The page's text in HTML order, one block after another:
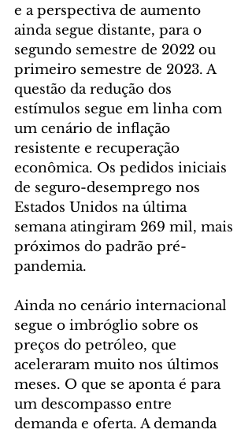
e a perspectiva de aumento
ainda segue distante, para o
segundo semestre de 2022 ou
primeiro semestre de 2023. A
questão da redução dos
estímulos segue em linha com
um cenário de inflação
resistente e recuperação
econômica. Os pedidos iniciais
de seguro-desemprego nos
Estados Unidos na última
semana atingiram 269 mil, mais
próximos do padrão pré-
pandemia.
Ainda no cenário internacional
segue o imbróglio sobre os
preços do petróleo, que
aceleraram muito nos últimos
meses. O que se aponta é para
um descompasso entre
demanda e oferta. A demanda